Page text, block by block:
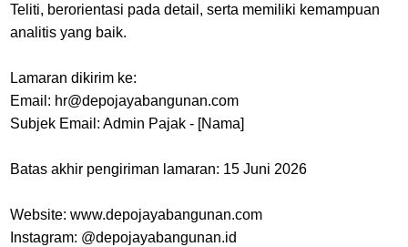
Teliti, berorientasi pada detail, serta memiliki kemampuan
analitis yang baik.
Lamaran dikirim ke:
Email: hr@depojayabangunan.com
Subjek Email: Admin Pajak - [Nama]
Batas akhir pengiriman lamaran: 15 Juni 2026
Website: www.depojayabangunan.com
Instagram: @depojayabangunan.id